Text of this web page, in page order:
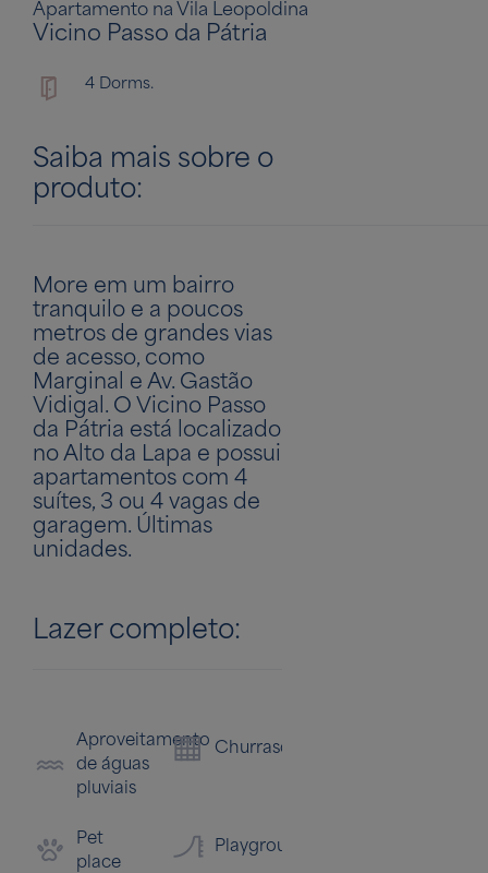
Apartamento na Vila Leopoldina
Vicino Passo da Pátria
4 Dorms.
Saiba mais sobre o
produto:
More em um bairro
tranquilo e a poucos
metros de grandes vias
de acesso, como
Marginal e Av. Gastão
Vidigal. O Vicino Passo
da Pátria está localizado
no Alto da Lapa e possui
apartamentos com 4
suítes, 3 ou 4 vagas de
garagem. Últimas
unidades.
Lazer completo:
Aproveitamento
de águas
pluviais
Churrasqueira
Pet
place
Playground